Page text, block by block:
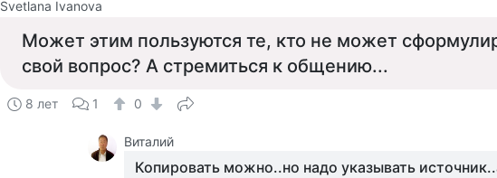
Svetlana Ivanova
Может этим пользуются те, кто не может
свой вопрос? А стремиться к общению...
8 лет 1 0
Виталий
Копировать можно..но надо указывать